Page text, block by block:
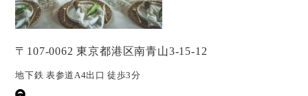
〒107-0062 東京都港区南青山3-15-12
地下鉄 表参道A4出口 徒歩3分